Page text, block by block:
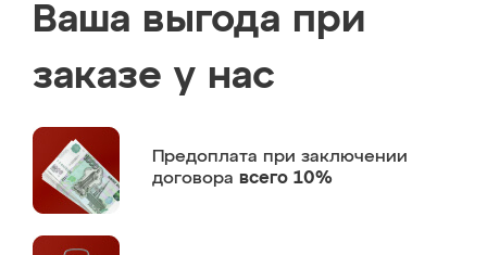
Ваша выгода при
заказе у нас
Предоплата при заключении
договора всего 10%